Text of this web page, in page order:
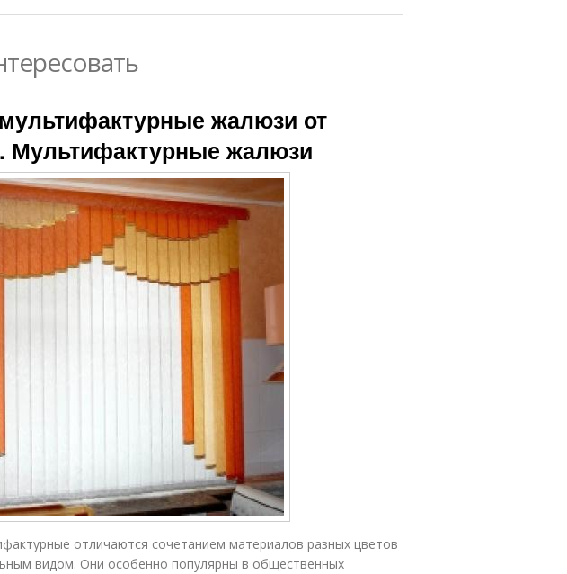
жалюзи от
Мультифактурные жалюзи
отличаются сочетанием материалов разных цветов
видом. Они особенно популярны в общественных